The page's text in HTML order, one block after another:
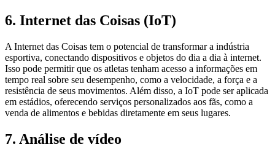
6. Internet das Coisas (IoT)
A Internet das Coisas tem o potencial de transformar a indústria
esportiva, conectando dispositivos e objetos do dia a dia à internet.
Isso pode permitir que os atletas tenham acesso a informações em
tempo real sobre seu desempenho, como a velocidade, a força e a
resistência de seus movimentos. Além disso, a IoT pode ser aplicada
em estádios, oferecendo serviços personalizados aos fãs, como a
venda de alimentos e bebidas diretamente em seus lugares.
7. Análise de vídeo